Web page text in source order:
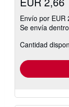
Envío por EUR
Se envía
Cantidad